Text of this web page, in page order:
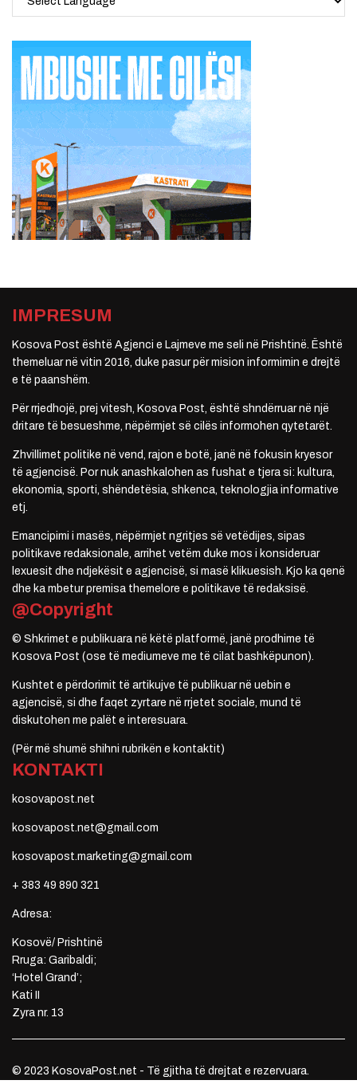
IMPRESUM
Kosova Post është Agjenci e Lajmeve me seli në Prishtinë. Është
themeluar në vitin 2016, duke pasur për mision informimin e drejtë
e të paanshëm.
Për rrjedhojë, prej vitesh, Kosova Post, është shndërruar në një
dritare të besueshme, nëpërmjet së cilës informohen qytetarët.
Zhvillimet politike në vend, rajon e botë, janë në fokusin kryesor
të agjencisë. Por nuk anashkalohen as fushat e tjera si: kultura,
ekonomia, sporti, shëndetësia, shkenca, teknologjia informative
etj.
Emancipimi i masës, nëpërmjet ngritjes së vetëdijes, sipas
politikave redaksionale, arrihet vetëm duke mos i konsideruar
lexuesit dhe ndjekësit e agjencisë, si masë klikuesish. Kjo ka qenë
dhe ka mbetur premisa themelore e politikave të redaksisë.
@Copyright
© Shkrimet e publikuara në këtë platformë, janë prodhime të
Kosova Post (ose të mediumeve me të cilat bashkëpunon).
Kushtet e përdorimit të artikujve të publikuar në uebin e
agjencisë, si dhe faqet zyrtare në rrjetet sociale, mund të
diskutohen me palët e interesuara.
(Për më shumë shihni rubrikën e kontaktit)
KONTAKTI
kosovapost.net
kosovapost.net@gmail.com
kosovapost.marketing@gmail.com
+ 383 49 890 321
Adresa:
Kosovë/ Prishtinë
Rruga: Garibaldi;
‘Hotel Grand’;
Kati II
Zyra nr. 13
© 2023 KosovaPost.net - Të gjitha të drejtat e rezervuara.